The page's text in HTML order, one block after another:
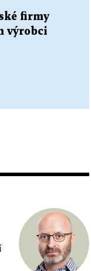
firmy
výrobci